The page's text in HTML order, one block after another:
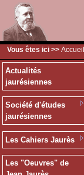
Vous êtes ici >> Accueil
Actualités
jaurésiennes
Société d'études
jaurésiennes
Les Cahiers Jaurès
Les "Oeuvres" de